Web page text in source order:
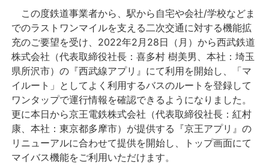
この度鉄道事業者から、駅から自宅や会社/学校などま
でのラストワンマイルを支える二次交通に対する機能拡
充のご要望を受け、2022年2月28日（月）から西武鉄道
株式会社（代表取締役社長：喜多村 樹美男、本社：埼玉
県所沢市）の『西武線アプリ』にて利用を開始し、「マ
イルート」としてよく利用するバスのルートを登録して
ワンタップで運行情報を確認できるようになりました。
更に本日から京王電鉄株式会社（代表取締役社長：紅村
康、本社：東京都多摩市）が提供する『京王アプリ』の
リニューアルに合わせて提供を開始し、トップ画面にて
マイバス機能をご利用いただけます。